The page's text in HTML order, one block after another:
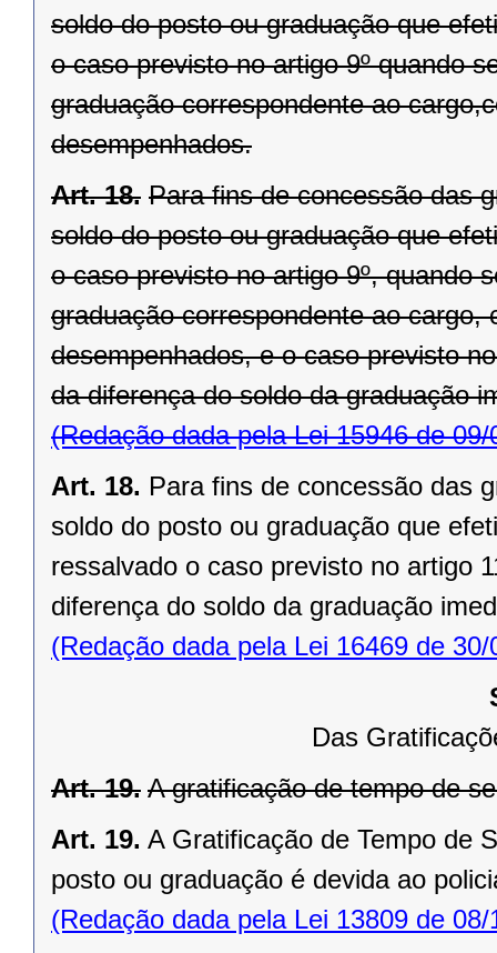
soldo do posto ou graduação que
o caso previsto no artigo 9º quando
graduação correspondente ao
desempenhados.
Art. 18. Para fins de concessão das
soldo do posto ou graduação que
o caso previsto no artigo 9º, quando
graduação correspondente ao
desempenhados, e o caso previsto
da diferença do soldo da graduação
(Redação dada pela Lei 15946 de 09/
Art. 18. Para fins de concessão das
soldo do posto ou graduação que
ressalvado o caso previsto no artigo
diferença do soldo da graduação
(Redação dada pela Lei 16469 de 30/
Das
Art. 19. A gratificação de tempo de
Art. 19. A Gratificação de Tempo de
posto ou graduação é devida ao
(Redação dada pela Lei 13809 de 08/